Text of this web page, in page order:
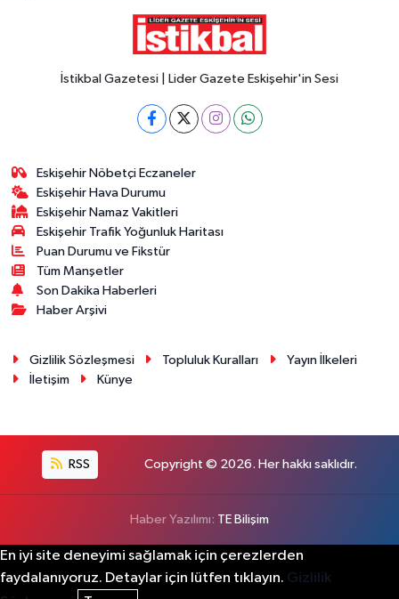
İstikbal Gazetesi | Lider Gazete Eskişehir'in Sesi
Eskişehir Nöbetçi Eczaneler
Eskişehir Hava Durumu
Eskişehir Namaz Vakitleri
Eskişehir Trafik Yoğunluk Haritası
Puan Durumu ve Fikstür
Tüm Manşetler
Son Dakika Haberleri
Haber Arşivi
Gizlilik Sözleşmesi Topluluk Kuralları
Yayın İlkeleri
İletişim
Künye
RSS Copyright © 2026. Her hakkı saklıdır.
Haber Yazılımı: TE Bilişim
En iyi site deneyimi sağlamak için çerezlerden
faydalanıyoruz. Detaylar için lütfen tıklayın. Gizlilik